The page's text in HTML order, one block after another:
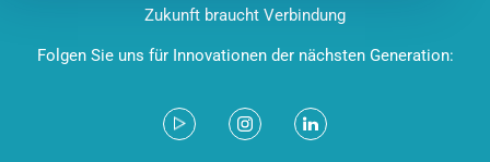
Zukunft braucht Verbindung
Folgen Sie uns für Innovationen der nächsten Generation: